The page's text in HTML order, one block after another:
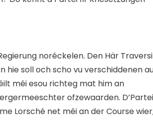
noréckelen. Den Här
soll och scho vu verschiddenen
méi esou richteg mat him an
ofzewaarden. D’Partei
Lorsché net méi an der Course